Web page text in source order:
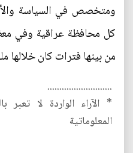
ومتخصص في السياسة
من بينها فترات كان خلالها
...........................
* الآراء الواردة لا
المعلوماتية